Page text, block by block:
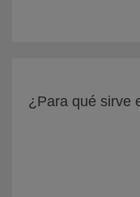
¿Para qué sirve